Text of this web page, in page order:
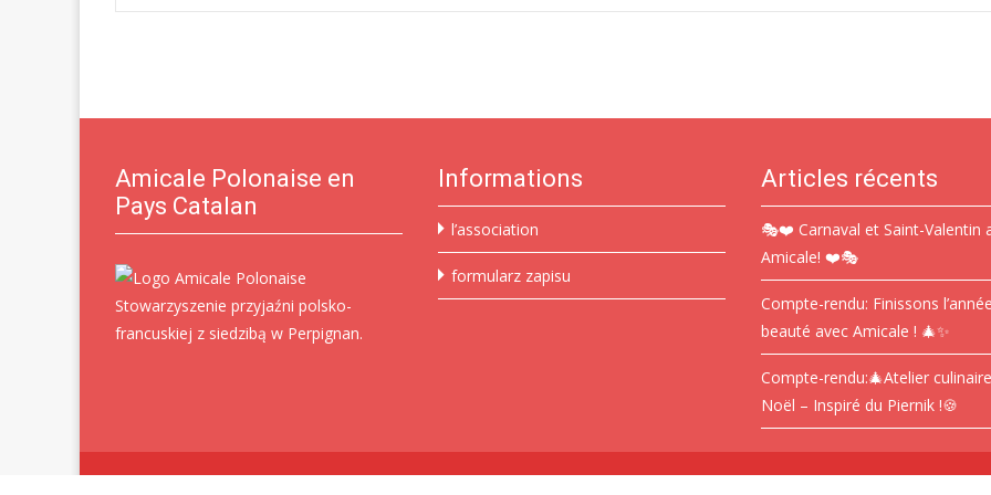
Amicale Polonaise en
Pays Catalan
Stowarzyszenie przyjaźni polsko-
francuskiej z siedzibą w Perpignan.
Informations
l’association
formularz zapisu
Articles récents
🎭❤️ Carnaval et Saint-Valentin
Amicale! ❤️🎭
Compte-rendu: Finissons
beauté avec Amicale ! 🎄✨
Compte-rendu:🎄Atelier
Noël – Inspiré du Piernik !🍪